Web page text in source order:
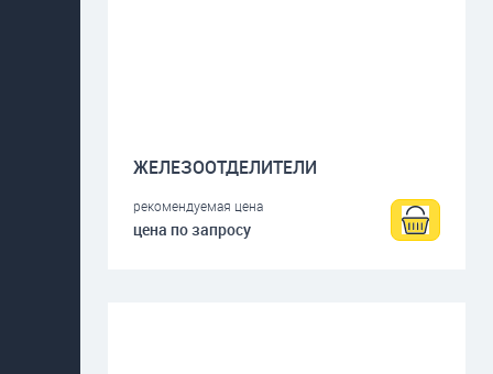
ЖЕЛЕЗООТДЕЛИТЕЛИ
рекомендуемая цена
цена по запросу